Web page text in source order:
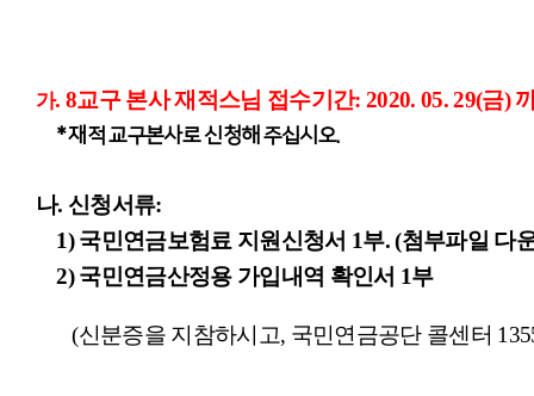
가. 8교구 본사 재적스님 접수기간: 2020. 05. 29(금)
* 재적 교구본사로 신청해 주십시오.
나.신청서류:
1)국민연금보험료 지원신청서 1부. (첨부파일 다
2)국민연금산정용 가입내역 확인서 1부
(신분증을 지참하시고, 국민연금공단 콜센터